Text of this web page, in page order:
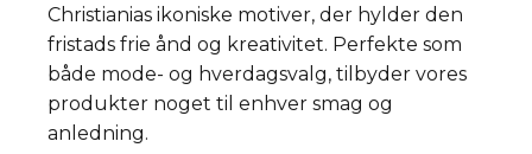
Christianias ikoniske motiver, der hylder den
fristads frie ånd og kreativitet. Perfekte som
både mode- og hverdagsvalg, tilbyder vores
produkter noget til enhver smag og
anledning.